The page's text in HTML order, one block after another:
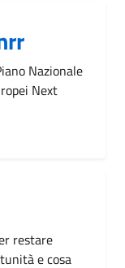
Nazionale
Next
restare
e cosa